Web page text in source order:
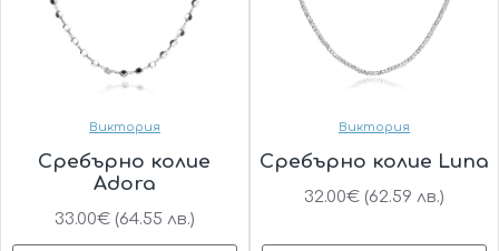
Виктория
Сребърно колие
Adora
33.00€ (64.55 лв.)
Виктория
Сребърно колие Luna
32.00€ (62.59 лв.)